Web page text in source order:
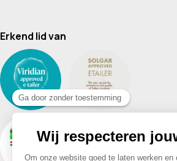
Erkend lid van